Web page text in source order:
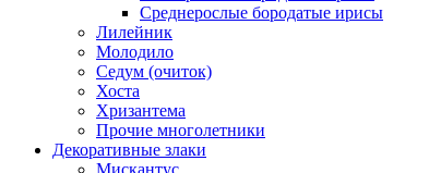
Среднерослые бородатые ирисы
Лилейник
Молодило
Седум (очиток)
Хоста
Хризантема
Прочие многолетники
Декоративные злаки